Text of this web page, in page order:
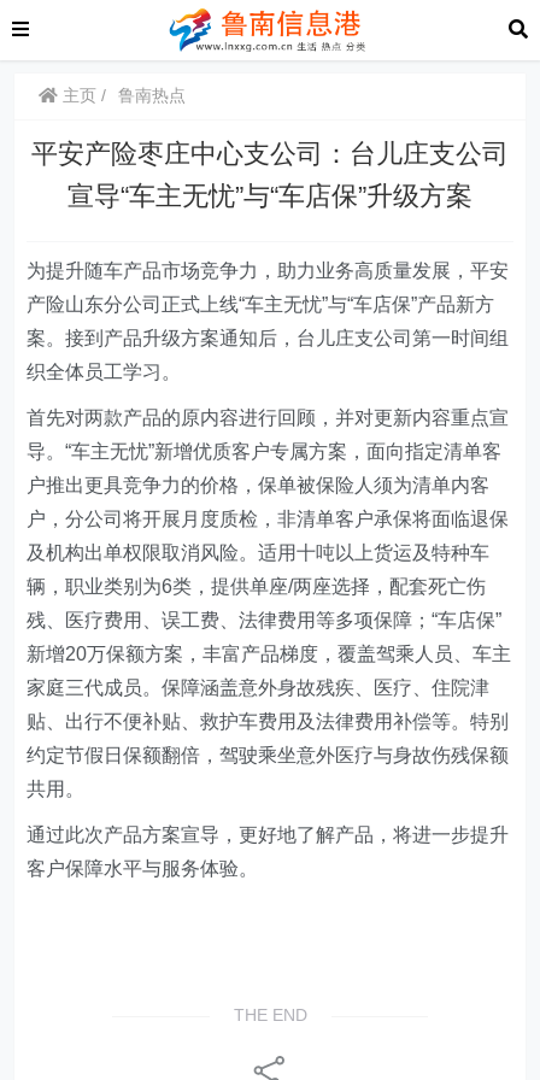
主页 鲁南热点
平安产险枣庄中心支公司：台儿庄支公司
宣导“车主无忧”与“车店保”升级方案
为提升随车产品市场竞争力，助力业务高质量发展，平安
产险山东分公司正式上线“车主无忧”与“车店保”产品新方
案。接到产品升级方案通知后，台儿庄支公司第一时间组
织全体员工学习。
首先对两款产品的原内容进行回顾，并对更新内容重点宣
导。“车主无忧”新增优质客户专属方案，面向指定清单客
户推出更具竞争力的价格，保单被保险人须为清单内客
户，分公司将开展月度质检，非清单客户承保将面临退保
及机构出单权限取消风险。适用十吨以上货运及特种车
辆，职业类别为6类，提供单座/两座选择，配套死亡伤
残、医疗费用、误工费、法律费用等多项保障；“车店保”
新增20万保额方案，丰富产品梯度，覆盖驾乘人员、车主
家庭三代成员。保障涵盖意外身故残疾、医疗、住院津
贴、出行不便补贴、救护车费用及法律费用补偿等。特别
约定节假日保额翻倍，驾驶乘坐意外医疗与身故伤残保额
共用。
通过此次产品方案宣导，更好地了解产品，将进一步提升
客户保障水平与服务体验。
THE END